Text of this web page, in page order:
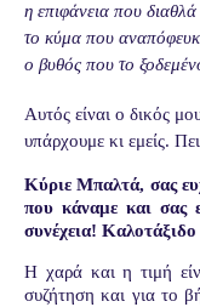
η επιφάνεια που
το κύμα που
ο βυθός που το
Αυτός είναι ο δικός
υπάρχουμε κι εμείς.
Κύριε Μπαλτά, σας
που κάναμε και σας
συνέχεια!
Η χαρά και η τιμή
συζήτηση και για το